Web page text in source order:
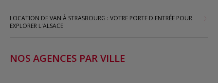
LOCATION DE VAN À STRASBOURG : VOTRE PORTE D'ENTRÉE POUR
EXPLORER L'ALSACE
NOS AGENCES PAR VILLE